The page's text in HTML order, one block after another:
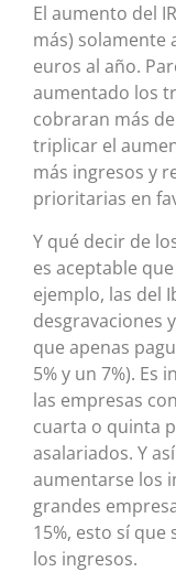
El aumento del
más) solamente
euros al año.
aumentado los
cobraran más
triplicar el
más ingresos y
prioritarias en
Y qué decir de
es aceptable
ejemplo, las del
desgravaciones
que apenas
5% y un 7%). Es
las empresas
cuarta o quinta
asalariados. Y
aumentarse los
grandes
15%, esto sí
los ingresos.